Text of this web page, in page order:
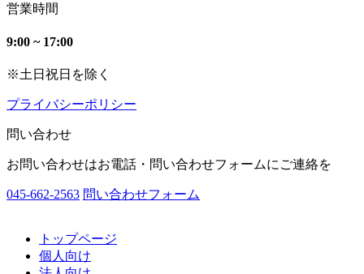
営業時間
9:00 ~ 17:00
※土日祝日を除く
プライバシーポリシー
問い合わせ
お問い合わせはお電話・問い合わせフォームにご連絡を
045-662-2563 問い合わせフォーム
トップページ
個人向け